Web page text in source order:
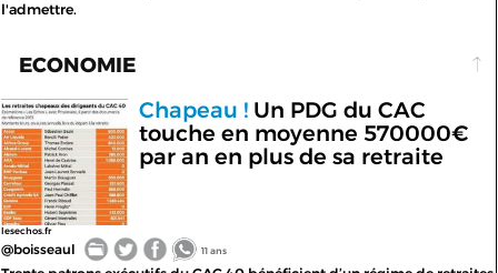
l'admettre.
ECONOMIE
lesechos.fr
Chapeau !Un PDG du CAC
touche en moyenne 570000€
par an en plus de sa retraite
@boisseaul 11 ans